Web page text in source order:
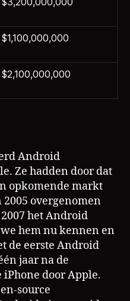
$1,100,000,000
$2,100,000,000
Android
Ze hadden door dat
opkomende markt
overgenomen
het Android
hem nu kennen en
de eerste Android
jaar na de
door Apple.
source